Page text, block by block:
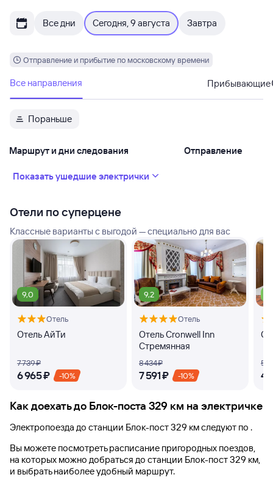
Все дни Сегодня, 9 августа Завтра
Отправление и прибытие по московскому времени
Все направления Прибывающие
Пораньше
Маршрут и дни следования Отправление
Показать ушедшие электрички
Отели по суперцене
Классные варианты с выгодой — специально для вас
9,0
Отель
Отель АйТи
7 ⁠739 ⁠₽
6 ⁠965 ⁠₽ -10%
9,2
Отель
Отель Cronwell Inn
Стремянная
8 ⁠434 ⁠₽
7 ⁠591 ⁠₽ -10%
5
4
Как доехать до Блок-поста 329 км на электричке
Электропоезда до станции Блок-пост 329 кмследуют по .
Вы можете посмотреть расписание пригородных поездов,
на которых можно добраться до станции Блок-пост 329 км,
и выбрать наиболее удобный маршрут.